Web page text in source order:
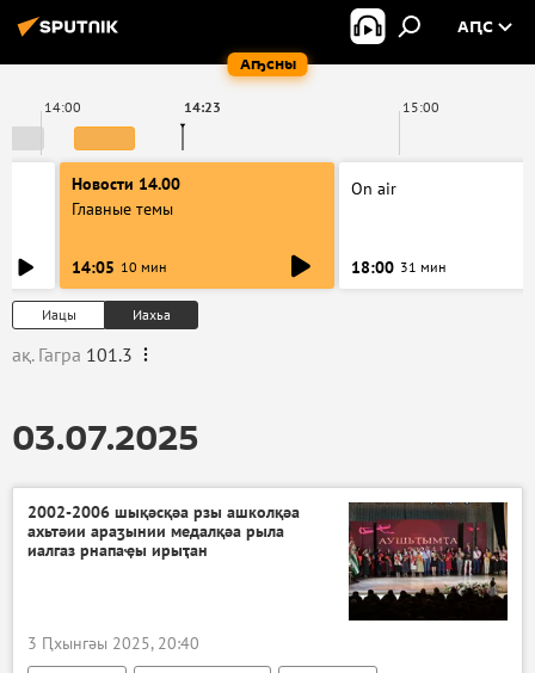
Аҧсны
АԤС
14:00 15:00
14:23
Новости 14.00
Главные темы
14:05 10 мин
On air
18:00 31 мин
Иацы Иахьа
ақ. Гагра 101.3
03.07.2025
2002-2006 шықәсқәа рзы ашколқәа
ахьтәии араӡынии медалқәа рыла
иалгаз рнапаҿы ирыҭан
3 Ԥхынгәы 2025, 20:40